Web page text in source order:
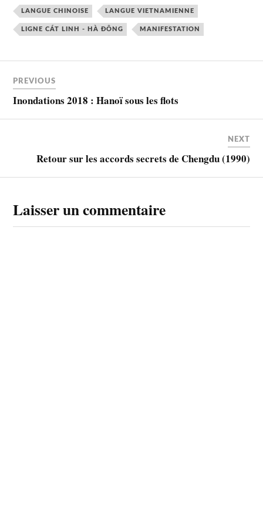
milliards USD émis par le
général…
LANGUE CHINOISE LANGUE VIETNAMIENNE
LIGNE CÁT LINH - HÀ ĐÔNG MANIFESTATION
PREVIOUS
Inondations 2018 : Hanoï sous les flots
NEXT
Retour sur les accords secrets de Chengdu (1990)
Laisser un commentaire